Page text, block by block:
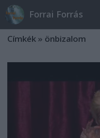
Forrai Forrás
Címkék » önbizalom